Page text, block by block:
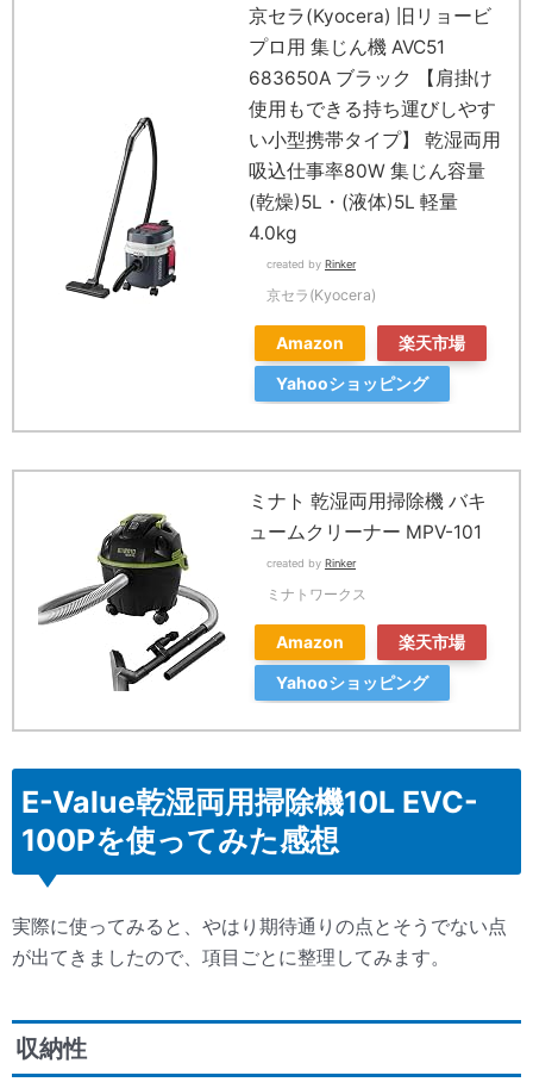
京セラ(Kyocera) 旧リョービ
プロ用 集じん機 AVC51
683650A ブラック 【肩掛け
使用もできる持ち運びしやす
い小型携帯タイプ】 乾湿両用
吸込仕事率80W 集じん容量
(乾燥)5L・(液体)5L 軽量
4.0kg
created by Rinker
京セラ(Kyocera)
Amazon
楽天市場
Yahooショッピング
ミナト 乾湿両用掃除機 バキ
ュームクリーナー MPV-101
created by Rinker
ミナトワークス
Amazon
楽天市場
Yahooショッピング
E-Value乾湿両用掃除機10L EVC-
100Pを使ってみた感想
実際に使ってみると、やはり期待通りの点とそうでない点
が出てきましたので、項目ごとに整理してみます。
収納性